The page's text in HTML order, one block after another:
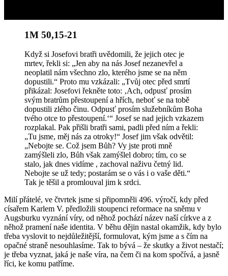
1M 50,15-21
Když si Josefovi bratři uvědomili, že jejich otec je
mrtev, řekli si: „Jen aby na nás Josef nezanevřel a
neoplatil nám všechno zlo, kterého jsme se na něm
dopustili.“ Proto mu vzkázali: „Tvůj otec před smrtí
přikázal: Josefovi řekněte toto: ‚Ach, odpusť prosím
svým bratrům přestoupení a hřích, neboť se na tobě
dopustili zlého činu. Odpusť prosím služebníkům Boha
tvého otce to přestoupení.‘“ Josef se nad jejich vzkazem
rozplakal. Pak přišli bratři sami, padli před ním a řekli:
„Tu jsme, měj nás za otroky!“ Josef jim však odvětil:
„Nebojte se. Což jsem Bůh? Vy jste proti mně
zamýšleli zlo, Bůh však zamýšlel dobro; tím, co se
stalo, jak dnes vidíme , zachoval naživu četný lid.
Nebojte se už tedy; postarám se o vás i o vaše děti.“
Tak je těšil a promlouval jim k srdci.
Milí přátelé, ve čtvrtek jsme si připomněli 496. výročí, kdy před
císařem Karlem V. předložili stoupenci reformace na sněmu v
Augsburku vyznání víry, od něhož pochází název naší církve a z
něhož pramení naše identita. V běhu dějin nastal okamžik, kdy bylo
třeba vyslovit to nejdůležitější, formulovat, kým jsme a s čím na
opačné straně nesouhlasíme. Tak to bývá – že skutky a život nestačí;
je třeba vyznat, jaká je naše víra, na čem či na kom spočívá, a jasně
říci, ke komu patříme.